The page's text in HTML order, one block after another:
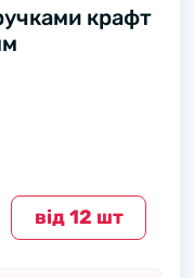
крафт
вiд 12 шт